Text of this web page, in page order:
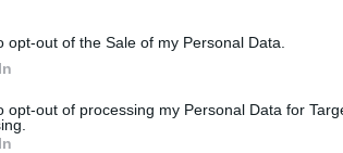
opt-out of the Sale of my Personal Data.
opt-out of processing my Personal Data for